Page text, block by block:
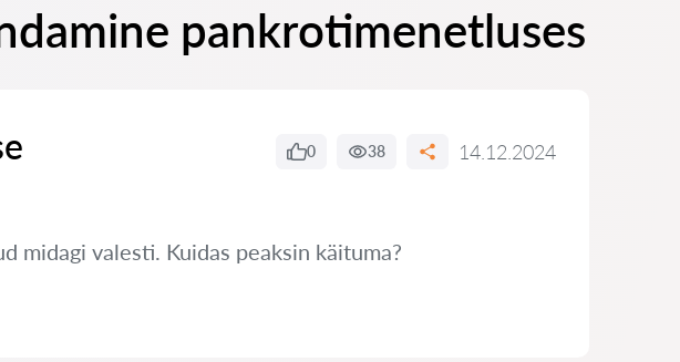
pankrotimenetluses
0 38 14.12.2024
midagi valesti. Kuidas peaksin käituma?